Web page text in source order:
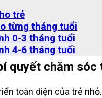
trẻ
từng tháng tuổi
0-3 tháng tuổi
4-6 tháng tuổi
quyết chăm sóc
toàn diện của trẻ